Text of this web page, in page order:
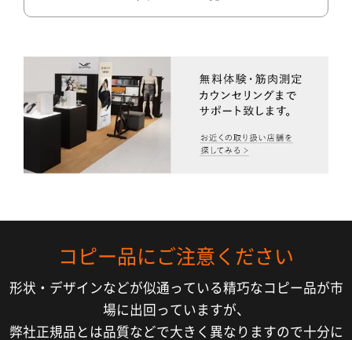
コピー品にご注意ください
形状・デザインなどが似通っている精巧なコピー品が市
場に出回っていますが、
弊社正規品とは品質などで大きく異なりますので十分に